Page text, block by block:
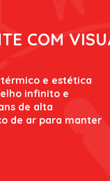
COM
e estética
infinito e
de alta
de ar para manter